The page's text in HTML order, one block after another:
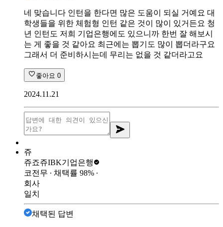
네 맞습니다 인턴을 한다면 많은 도움이 되실 거예요 대
학생들을 위한 체험형 인턴 같은 것이 많이 있거든요 청
년 인턴도 저희 기업은행에도 있으니까 한번 잘 해보시
는 게 좋을 것 같아요 최근에는 뽑기도 많이 뽑더라구요
그래서 더 준비하시는데 무리는 없을 것 같더라고요
좋아요 0
2024.11.21
쥬
쥬죠쥬IBK기업은행
코전무 ∙ 채택률 98% ∙
회사
일치
채택된 답변